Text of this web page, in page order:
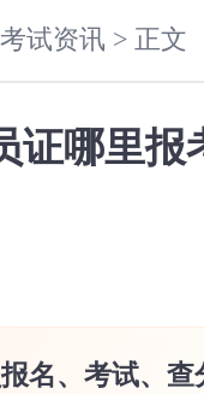
考试资讯 > 正文
证哪里报
名、考试、查